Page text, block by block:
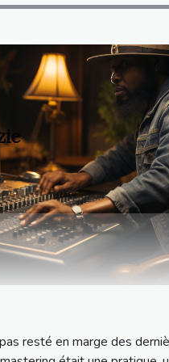
resté en marge des